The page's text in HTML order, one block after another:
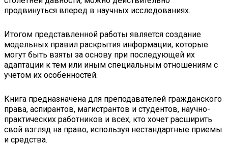
продвинуться вперед в научных исследованиях.
Итогом представленной работы является создание
модельных правил раскрытия информации, которые
могут быть взяты за основу при последующей их
адаптации к тем или иным специальным отношениям с
учетом их особенностей.
Книга предназначена для преподавателей гражданского
права, аспирантов, магистрантов и студентов, научно-
практических работников и всех, кто хочет расширить
свой взгляд на право, используя нестандартные приемы
и средства.